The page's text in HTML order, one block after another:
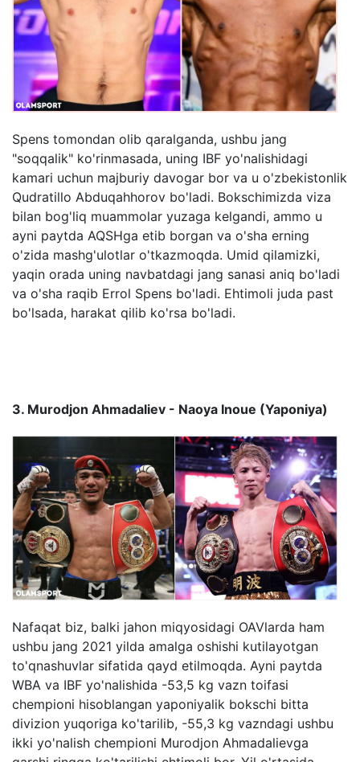
Spens tomondan olib qaralganda, ushbu jang
"soqqalik" ko'rinmasada, uning IBF yo'nalishidagi
kamari uchun majburiy davogar bor va u o'zbekistonlik
Qudratillo Abduqahhorov bo'ladi. Bokschimizda viza
bilan bog'liq muammolar yuzaga kelgandi, ammo u
ayni paytda AQSHga etib borgan va o'sha erning
o'zida mashg'ulotlar o'tkazmoqda. Umid qilamizki,
yaqin orada uning navbatdagi jang sanasi aniq bo'ladi
va o'sha raqib Errol Spens bo'ladi. Ehtimoli juda past
bo'lsada, harakat qilib ko'rsa bo'ladi.
3. Murodjon Ahmadaliev - Naoya Inoue (Yaponiya)
Nafaqat biz, balki jahon miqyosidagi OAVlarda ham
ushbu jang 2021 yilda amalga oshishi kutilayotgan
to'qnashuvlar sifatida qayd etilmoqda. Ayni paytda
WBA va IBF yo'nalishida -53,5 kg vazn toifasi
chempioni hisoblangan yaponiyalik bokschi bitta
divizion yuqoriga ko'tarilib, -55,3 kg vazndagi ushbu
ikki yo'nalish chempioni Murodjon Ahmadalievga